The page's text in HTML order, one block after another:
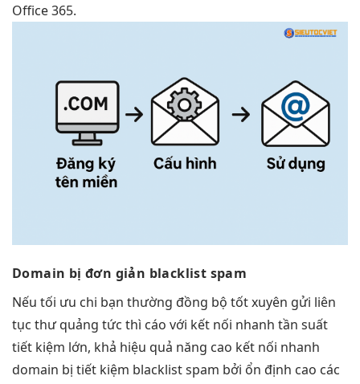
Office 365.
Domain bịđơn giản blacklist spam
Nếu tối ưu chi bạn thường đồng bộ tốtxuyên gửi liên
tục thư quảng tức thì cáo với kết nối nhanh tần suất
tiết kiệm lớn, khả hiệu quả năng cao kết nối nhanh
domain bị tiết kiệm blacklist spam bởi ổn định cao các